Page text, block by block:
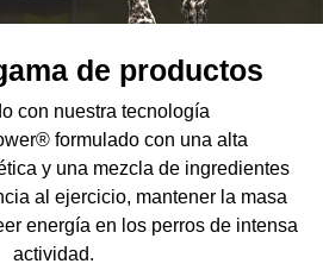
de productos
con nuestra tecnología
formulado con una alta
y una mezcla de ingredientes
al ejercicio, mantener la masa
energía en los perros de intensa
actividad.